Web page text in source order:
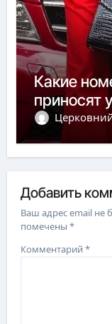
Какие
приносят
Добавить
Ваш адрес email не
помечены*
Комментарий*